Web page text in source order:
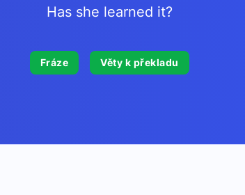
Has she learned it?
Fráze Věty k překladu